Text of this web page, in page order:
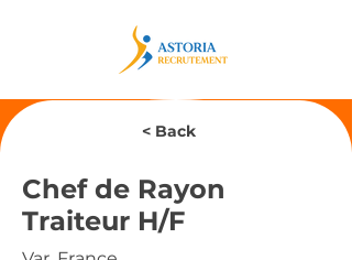
< Back
Chef de Rayon
Traiteur H/F